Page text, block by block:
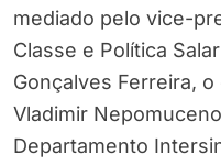
mediado pelo vice-
Classe e Política
Gonçalves Ferreira,
Vladimir
Departamento